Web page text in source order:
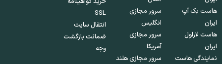
هاست بک آپ
ایران
هاست لاراول
ایران
نمایندگی هاست
سرور مجازی
انگلیس
سرور مجازی
آمریکا
سرور مجازی هلند
SSL
انتقال سایت
ضمانت بازگشت
وجه